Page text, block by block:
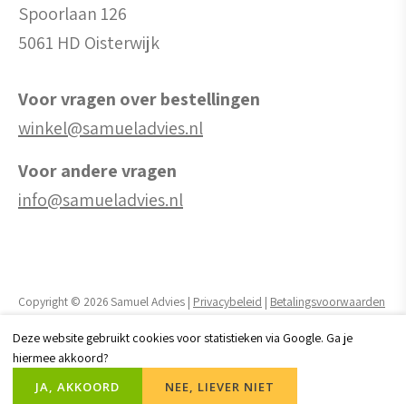
Spoorlaan 126
5061 HD Oisterwijk
Voor vragen over bestellingen
winkel@samueladvies.nl
Voor andere vragen
info@samueladvies.nl
Copyright © 2026 Samuel Advies | Privacybeleid | Betalingsvoorwaarden
Realisatie website door:Webheld.nl
Deze website gebruikt cookies voor statistieken via Google. Ga je
hiermee akkoord?
JA, AKKOORD
NEE, LIEVER NIET